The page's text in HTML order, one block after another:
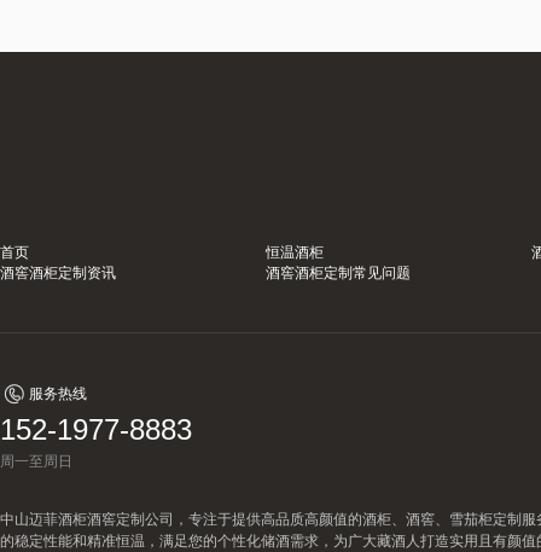
首页 恒温酒柜
酒窖酒柜定制资讯
酒窖酒柜定制常见问题
服务热线
152-1977-8883
周一至周日
中山迈菲酒柜酒窖定制公司，专注于提供高品质高颜值的酒柜、酒窖、雪茄柜定制
的稳定性能和精准恒温，满足您的个性化储酒需求，为广大藏酒人打造实用且有颜值